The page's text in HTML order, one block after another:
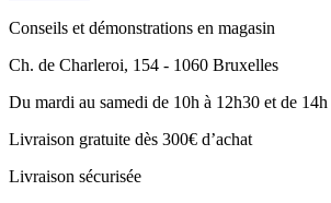
Conseils et démonstrations en magasin
Ch. de Charleroi, 154 - 1060 Bruxelles
Du mardi au samedi de 10h à 12h30 et de
Livraison gratuite dès 300€ d’achat
Livraison sécurisée